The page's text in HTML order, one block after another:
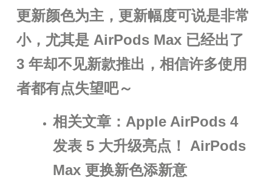
更新颜色为主，更新幅度可说是非常
小，尤其是 AirPods Max 已经出了
3 年却不见新款推出，相信许多使用
者都有点失望吧～
相关文章：Apple AirPods 4
发表 5 大升级亮点！ AirPods
Max 更换新色添新意